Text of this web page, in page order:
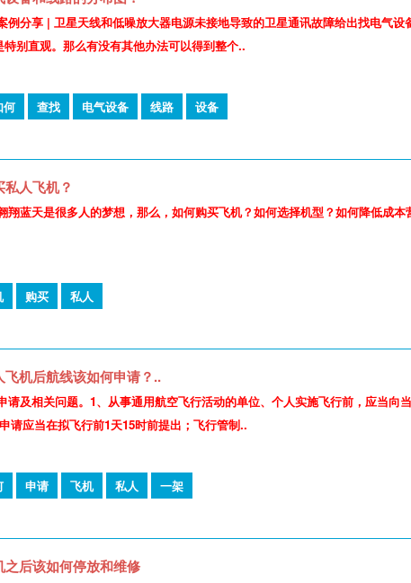
例分享 | 卫星天线和低噪放大器电源未接地导致的卫星通讯故障给出找电气
别直观。那么有没有其他办法可以得到整个..
何 查找 电气设备 线路 设备
人飞机？
翔蓝天是很多人的梦想，那么，如何购买飞机？如何选择机型？如何降低成本
购买 私人
飞机后航线该如何申请？..
请及相关问题。1、从事通用航空飞行活动的单位、个人实施飞行前，应当
请应当在拟飞行前1天15时前提出；飞行管制..
申请 飞机 私人 一架
之后该如何停放和维修